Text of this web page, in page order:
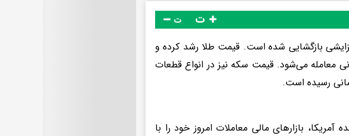
ت
چهارشنبه ۱۷ تیر ۱۴۰۵ در روند افزایشی بازگشایی شده است. قیمت طلا رشد کرده و
در کانال ۱۷ میلیون و ۸۰۰ هزار تومانی معامله می‌شود. قیمت سکه نیز در انواع قطعات
بازارهای مالی معاملات امروز خود را با